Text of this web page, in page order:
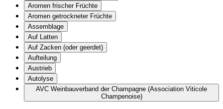
Aromen frischer Früchte
Aromen getrockneter Früchte
Assemblage
Auf Latten
Auf Zacken (oder geerdet)
Aufteilung
Austrieb
Autolyse
AVC Weinbauverband der Champagne (Association Viticole
Champenoise)